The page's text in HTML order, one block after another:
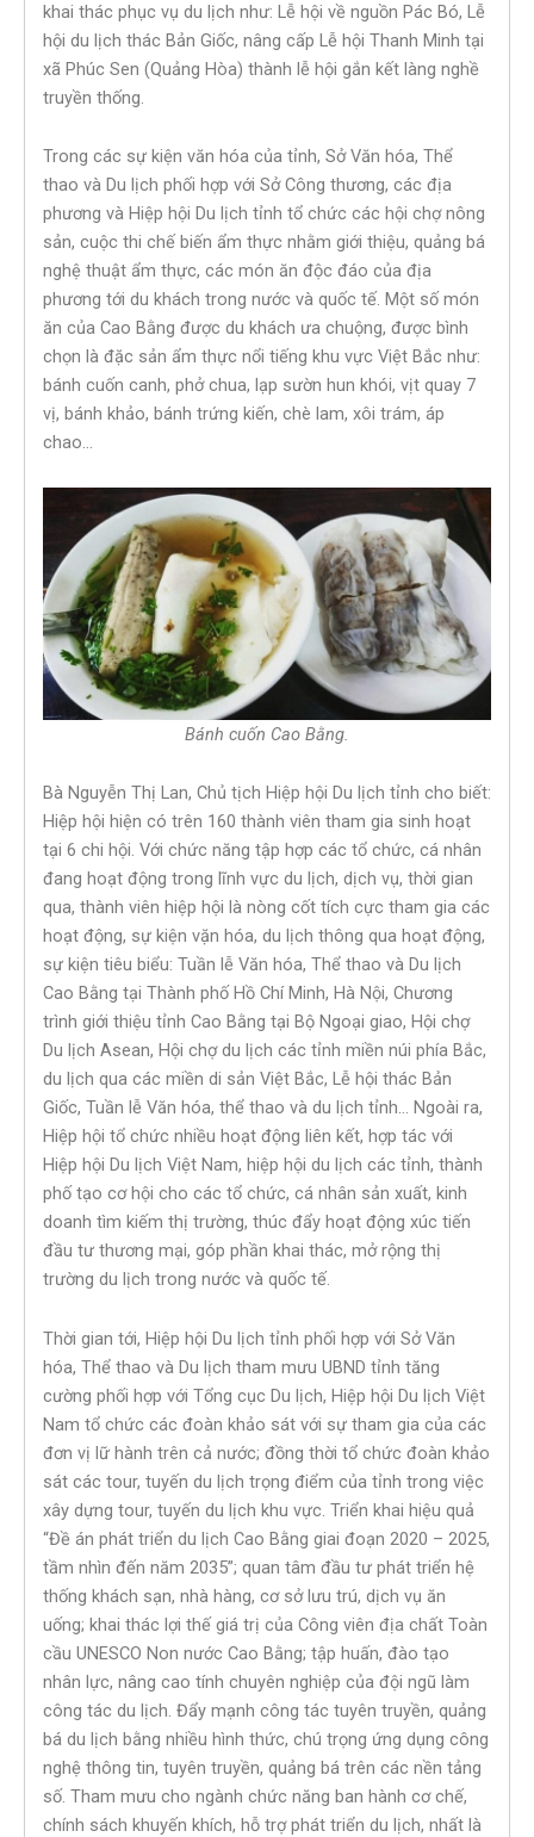
khai thác phục vụ du lịch như: Lễ hội về nguồn Pác Bó, Lễ
hội du lịch thác Bản Giốc, nâng cấp Lễ hội Thanh Minh tại
xã Phúc Sen (Quảng Hòa) thành lễ hội gắn kết làng nghề
truyền thống.
Trong các sự kiện văn hóa của tỉnh, Sở Văn hóa, Thể
thao và Du lịch phối hợp với Sở Công thương, các địa
phương và Hiệp hội Du lịch tỉnh tổ chức các hội chợ nông
sản, cuộc thi chế biến ẩm thực nhằm giới thiệu, quảng bá
nghệ thuật ẩm thực, các món ăn độc đáo của địa
phương tới du khách trong nước và quốc tế. Một số món
ăn của Cao Bằng được du khách ưa chuộng, được bình
chọn là đặc sản ẩm thực nổi tiếng khu vực Việt Bắc như:
bánh cuốn canh, phở chua, lạp sườn hun khói, vịt quay 7
vị, bánh khảo, bánh trứng kiến, chè lam, xôi trám, áp
chao…
Bánh cuốn Cao Bằng.
Bà Nguyễn Thị Lan, Chủ tịch Hiệp hội Du lịch tỉnh cho biết:
Hiệp hội hiện có trên 160 thành viên tham gia sinh hoạt
tại 6 chi hội. Với chức năng tập hợp các tổ chức, cá nhân
đang hoạt động trong lĩnh vực du lịch, dịch vụ, thời gian
qua, thành viên hiệp hội là nòng cốt tích cực tham gia các
hoạt động, sự kiện vặn hóa, du lịch thông qua hoạt động,
sự kiện tiêu biểu: Tuần lễ Văn hóa, Thể thao và Du lịch
Cao Bằng tại Thành phố Hồ Chí Minh, Hà Nội, Chương
trình giới thiệu tỉnh Cao Bằng tại Bộ Ngoại giao, Hội chợ
Du lịch Asean, Hội chợ du lịch các tỉnh miền núi phía Bắc,
du lịch qua các miền di sản Việt Bắc, Lễ hội thác Bản
Giốc, Tuần lễ Văn hóa, thể thao và du lịch tỉnh… Ngoài ra,
Hiệp hội tổ chức nhiều hoạt động liên kết, hợp tác với
Hiệp hội Du lịch Việt Nam, hiệp hội du lịch các tỉnh, thành
phố tạo cơ hội cho các tổ chức, cá nhân sản xuất, kinh
doanh tìm kiếm thị trường, thúc đẩy hoạt động xúc tiến
đầu tư thương mại, góp phần khai thác, mở rộng thị
trường du lịch trong nước và quốc tế.
Thời gian tới, Hiệp hội Du lịch tỉnh phối hợp với Sở Văn
hóa, Thể thao và Du lịch tham mưu UBND tỉnh tăng
cường phối hợp với Tổng cục Du lịch, Hiệp hội Du lịch Việt
Nam tổ chức các đoàn khảo sát với sự tham gia của các
đơn vị lữ hành trên cả nước; đồng thời tổ chức đoàn khảo
sát các tour, tuyến du lịch trọng điểm của tỉnh trong việc
xây dựng tour, tuyến du lịch khu vực. Triển khai hiệu quả
“Đề án phát triển du lịch Cao Bằng giai đoạn 2020 – 2025,
tầm nhìn đến năm 2035”; quan tâm đầu tư phát triển hệ
thống khách sạn, nhà hàng, cơ sở lưu trú, dịch vụ ăn
uống; khai thác lợi thế giá trị của Công viên địa chất Toàn
cầu UNESCO Non nước Cao Bằng; tập huấn, đào tạo
nhân lực, nâng cao tính chuyên nghiệp của đội ngũ làm
công tác du lịch. Đẩy mạnh công tác tuyên truyền, quảng
bá du lịch bằng nhiều hình thức, chú trọng ứng dụng công
nghệ thông tin, tuyên truyền, quảng bá trên các nền tảng
số. Tham mưu cho ngành chức năng ban hành cơ chế,
chính sách khuyến khích, hỗ trợ phát triển du lịch, nhất là